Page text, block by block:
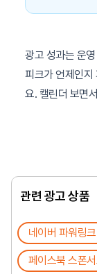
광고 성과는 운
피크가 언제인
요. 캘린더 보면
관련 광고 상품
네이버 파워링크
페이스북 스폰